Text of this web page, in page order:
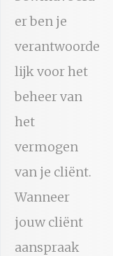
er ben je
verantwoorde
lijk voor het
beheer van
het
vermogen
van je cliënt.
Wanneer
jouw cliënt
aanspraak